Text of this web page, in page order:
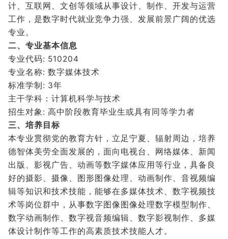
计、互联网、文创等领域从事设计、制作、开发与运营
工作，是数字时代就业竞争力强、发展前景广阔的优选
专业。
二、 专业基本信息
专业代码: 510204
专业名称: 数字媒体技术
标准学制: 3年
主干学科：计算机科学与技术
招生对象: 高中阶段教育毕业生或具有同等学力者
三、培养目标
本专业贯彻党的教育方针，立足宁夏、辐射周边，培养
德智体美劳全面发展的，面向电视台、网络媒体、新闻
出版、影视广告、动画等数字媒体应用等行业，具备良
好的摄影、摄像、图形图像处理、动画制作、音视频编
辑等知识和技术技能，能够在多媒体技术、数字视频技
术等岗位群中，从事数字图像图像处理数字模型制作、
数字动画制作、数字视音频编辑、数字影视制作、多媒
体设计制作等工作的高素质技术技能人才。